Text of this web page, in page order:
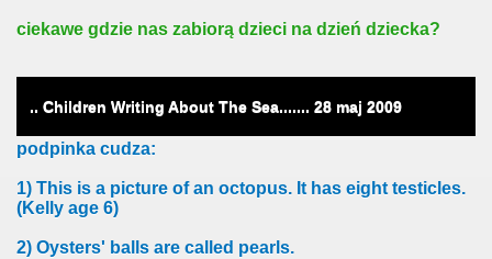
ciekawe gdzie nas zabiorą dzieci na dzień dziecka?
.. Children Writing About The Sea....... 28 maj 2009
podpinka cudza:
1) This is a picture of an octopus. It has eight testicles.
(Kelly age 6)
2) Oysters' balls are called pearls.